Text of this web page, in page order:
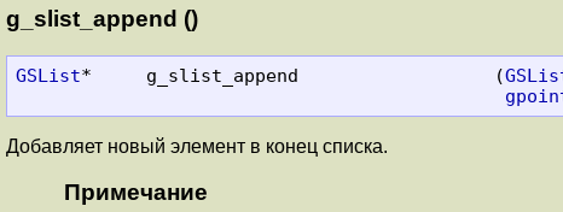
g_slist_append ()
GSList*     g_slist_append                  (
Добавляет новый элемент в конец списка.
Примечание